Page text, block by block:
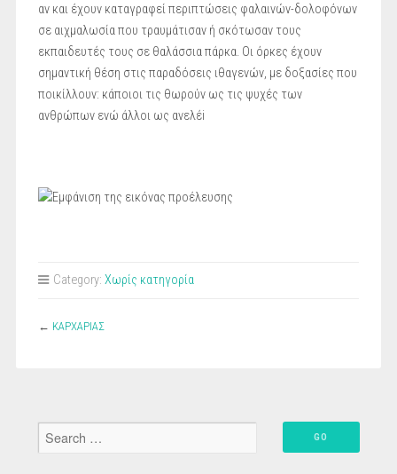
αν και έχουν καταγραφεί περιπτώσεις φαλαινών-δολοφόνων
σε αιχμαλωσία που τραυμάτισαν ή σκότωσαν τους
εκπαιδευτές τους σε θαλάσσια πάρκα. Οι όρκες έχουν
σημαντική θέση στις παραδόσεις ιθαγενών, με δοξασίες που
ποικίλλουν: κάποιοι τις θωρούν ως τις ψυχές των
ανθρώπων ενώ άλλοι ως ανελέi
Category: Χωρίς κατηγορία
← ΚΑΡΧΑΡΙΑΣ